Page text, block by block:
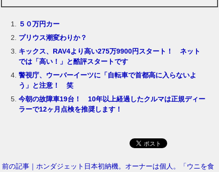
５０万円カー
プリウス潮変わりか？
キックス、RAV4より高い275万9900円スタート！ ネット
では「高い！」と酷評スタートです
警視庁、ウーバーイーツに「自転車で首都高に入らないよ
う」と注意！ 笑
今朝の故障車19台！ 10年以上経過したクルマは正規ディー
ラーで12ヶ月点検を推奨します！
前の記事｜ホンダジェット日本初納機。オーナーは個人。「ウニを食